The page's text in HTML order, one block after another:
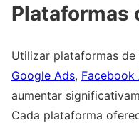
Plataformas
Utilizar plataformas
Google Ads, Facebook
aumentar
Cada plataforma